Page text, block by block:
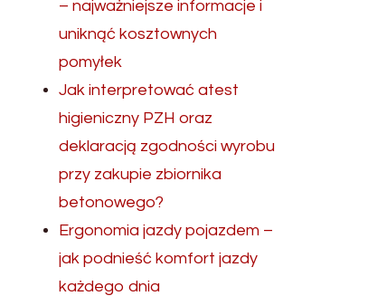
– najważniejsze informacje i
uniknąć kosztownych
pomyłek
Jak interpretować atest
higieniczny PZH oraz
deklaracją zgodności wyrobu
przy zakupie zbiornika
betonowego?
Ergonomia jazdy pojazdem –
jak podnieść komfort jazdy
każdego dnia